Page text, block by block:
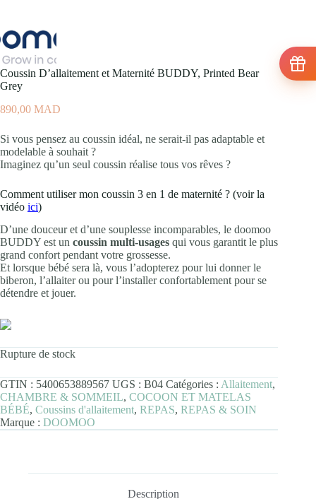
Coussin D’allaitement et Maternité BUDDY, Printed Bear
Grey
890,00 MAD
Si vous pensez au coussin idéal, ne serait-il pas adaptable et
modelable à souhait ?
Imaginez qu’un seul coussin réalise tous vos rêves ?
Comment utiliser mon coussin 3 en 1 de maternité ? (voir la
vidéo ici)
D’une douceur et d’une souplesse incomparables, le doomoo
BUDDY est un coussin multi-usages qui vous garantit le plus
grand confort pendant votre grossesse.
Et lorsque bébé sera là, vous l’adopterez pour lui donner le
biberon, l’allaiter ou pour l’installer confortablement pour se
détendre et jouer.
Rupture de stock
GTIN : 5400653889567 UGS : B04 Catégories : Allaitement,
CHAMBRE & SOMMEIL, COCOON ET MATELAS
BÉBÉ, Coussins d'allaitement, REPAS, REPAS & SOIN
Marque : DOOMOO
Description